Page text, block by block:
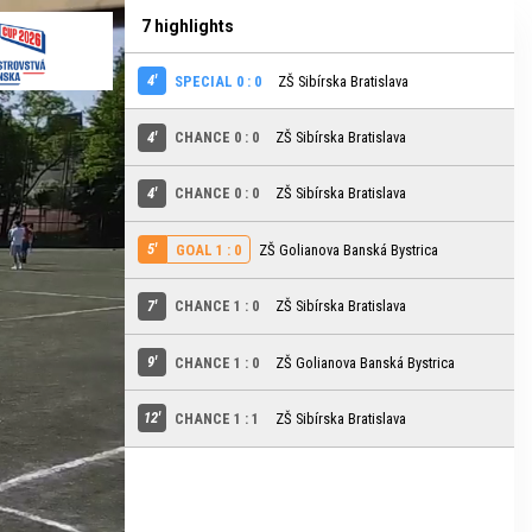
7 highlights
4' SPECIAL 0 : 0 ZŠ Sibírska Bratislava
4' CHANCE 0 : 0 ZŠ Sibírska Bratislava
4' CHANCE 0 : 0 ZŠ Sibírska Bratislava
5' GOAL 1 : 0 ZŠ Golianova Banská Bystrica
7' CHANCE 1 : 0 ZŠ Sibírska Bratislava
9' CHANCE 1 : 0 ZŠ Golianova Banská Bystrica
12' CHANCE 1 : 1 ZŠ Sibírska Bratislava